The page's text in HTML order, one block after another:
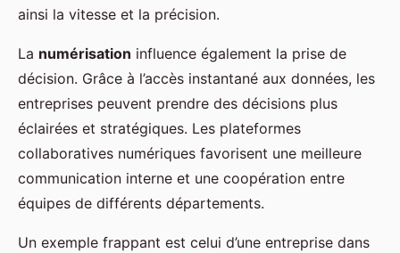
ainsi la vitesse et la précision.
La numérisation influence également la prise de
décision. Grâce à l’accès instantané aux données, les
entreprises peuvent prendre des décisions plus
éclairées et stratégiques. Les plateformes
collaboratives numériques favorisent une meilleure
communication interne et une coopération entre
équipes de différents départements.
Un exemple frappant est celui d’une entreprise dans